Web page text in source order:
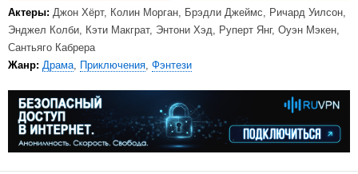
Актеры: Джон Хёрт, Колин Морган, Брэдли Джеймс, Ричард Уилсон,
Энджел Колби, Кэти Макграт, Энтони Хэд, Руперт Янг, Оуэн Мэкен,
Сантьяго Кабрера
Жанр: Драма, Приключения, Фэнтези